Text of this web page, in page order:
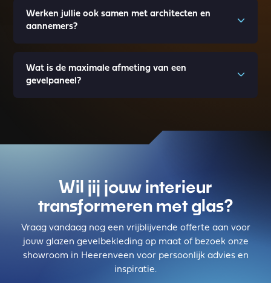
Werken jullie ook samen met architecten en
aannemers?
Wat is de maximale afmeting van een
gevelpaneel?
Wil jij jouw interieur
transformeren met glas?
Vraag vandaag nog een vrijblijvende offerte aan voor
jouw glazen gevelbekleding op maat of bezoek onze
showroom in Heerenveen voor persoonlijk advies en
inspiratie.